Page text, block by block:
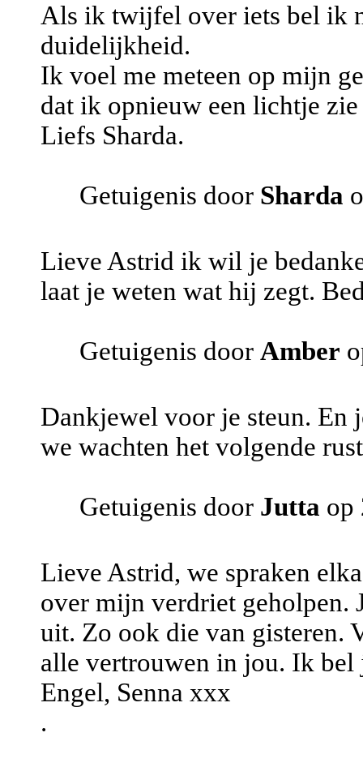
Als ik twijfel over iets bel ik
duidelijkheid.
Ik voel me meteen op mijn
dat ik opnieuw een lichtje
Liefs Sharda.
Getuigenis door Sharda
Lieve Astrid ik wil je
laat je weten wat hij zegt.
Getuigenis door Amber
Dankjewel voor je steun. En
we wachten het volgende
Getuigenis door Jutta op
Lieve Astrid, we spraken
over mijn verdriet geholpen.
uit. Zo ook die van gisteren.
alle vertrouwen in jou. Ik bel
Engel, Senna xxx
.